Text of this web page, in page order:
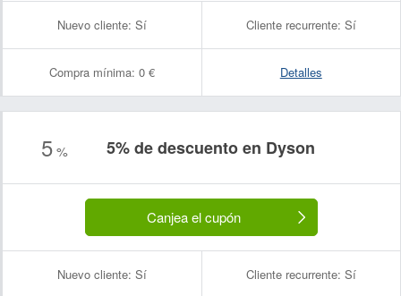
Nuevo cliente: Sí Cliente recurrente: Sí
Compra mínima: 0 € Detalles
5% 5% de descuento en Dyson
Canjea el cupón
Nuevo cliente: Sí Cliente recurrente: Sí